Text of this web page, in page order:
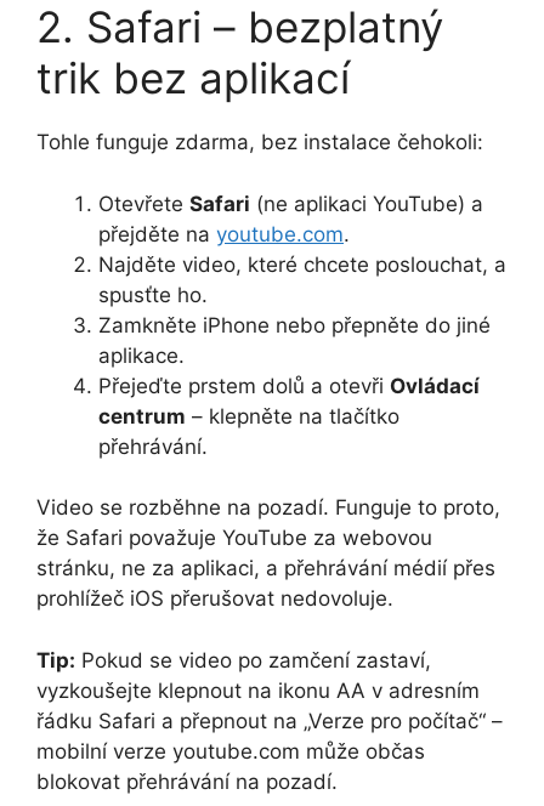
2. Safari – bezplatný
trik bez aplikací
Tohle funguje zdarma, bez instalace čehokoli:
Otevřete Safari (ne aplikaci YouTube) a
přejděte na youtube.com.
Najděte video, které chcete poslouchat, a
spusťte ho.
Zamkněte iPhone nebo přepněte do jiné
aplikace.
Přejeďte prstem dolů a otevři Ovládací
centrum – klepněte na tlačítko
přehrávání.
Video se rozběhne na pozadí. Funguje to proto,
že Safari považuje YouTube za webovou
stránku, ne za aplikaci, a přehrávání médií přes
prohlížeč iOS přerušovat nedovoluje.
Tip: Pokud se video po zamčení zastaví,
vyzkoušejte klepnout na ikonu AA v adresním
řádku Safari a přepnout na „Verze pro počítač“ –
mobilní verze youtube.com může občas
blokovat přehrávání na pozadí.